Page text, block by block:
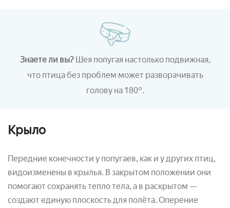
Знаете ли вы? Шея попугая настолько подвижная,
что птица без проблем может разворачивать
голову на 180°.
Крыло
Передние конечности у попугаев, как и у других птиц,
видоизменены в крылья. В закрытом положении они
помогают сохранять тепло тела, а в раскрытом —
создают единую плоскость для полёта. Оперение